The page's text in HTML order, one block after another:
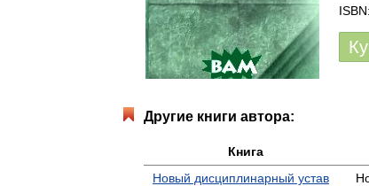
Другие книги автора:
Книга
Новый дисциплинарный устав